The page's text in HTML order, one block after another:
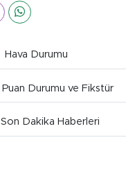
Hava Durumu
Puan Durumu ve Fikstür
Son Dakika Haberleri